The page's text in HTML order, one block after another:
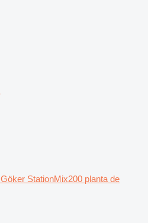
Göker StationMix200 planta de